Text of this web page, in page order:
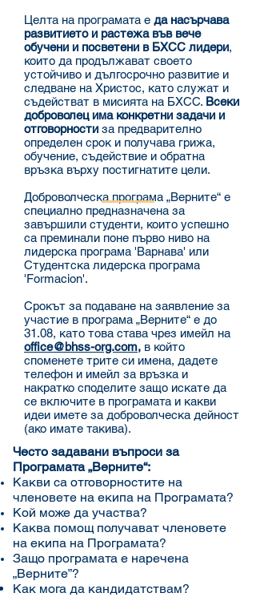
Целта на програмата е да насърчава
развитието и растежа във вече
обучени и посветени в БХСС лидери,
които да продължават своето
устойчиво и дългосрочно развитие и
следване на Христос, като служат и
съдействат в мисията на БХСС. Всеки
доброволец има конкретни задачи и
отговорности за предварително
определен срок и получава грижа,
обучение, съдействие и обратна
връзка върху постигнатите цели.
Доброволческа програма „Верните“ е
специално предназначена за
завършили студенти, които успешно
са преминали поне първо ниво на
лидерска програма 'Варнава' или
Студентска лидерска програма
'Formacion'.
Срокът за подаване на заявление за
участие в програма „Верните“ е до
31.08, като това става чрез имейл на
office@bhss-org.com, в който
споменете трите си имена, дадете
телефон и имейл за връзка и
накратко споделите защо искате да
се включите в програмата и какви
идеи имете за доброволческа дейност
(ако имате такива).
Често задавани въпроси за
Програмата „Верните“:
Какви са отговорностите на
членовете на екипа на Програмата?
Кой може да участва?
Каква помощ получават членовете
на екипа на Програмата?
Защо програмата е наречена
„Верните”?
Как мога да кандидатствам?